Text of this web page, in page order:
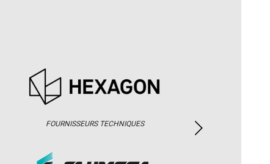
FOURNISSEURS TECHNIQUES